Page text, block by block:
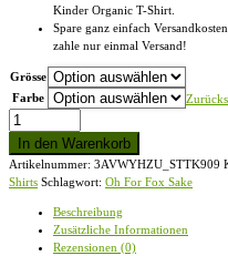
Kinder Organic T-Shirt.
Spare ganz einfach
zahle nur einmal Versand!
Grösse
Farbe
Oh
For
Fox
Sake
-
In den Warenkorb
Artikelnummer: 3AVWYHZU_STTK909
Shirts Schlagwort: Oh For Fox Sake
Beschreibung
Zusätzliche Informationen
Rezensionen (0)